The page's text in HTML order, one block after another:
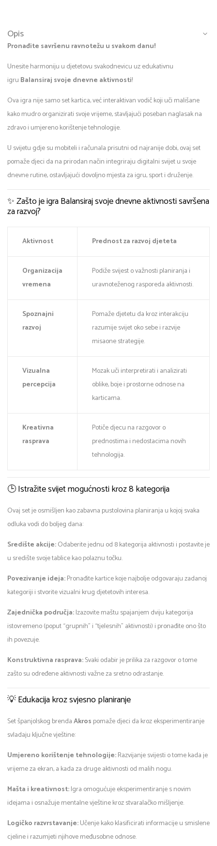
Opis
Pronađite savršenu ravnotežu u svakom danu!
Unesite harmoniju u djetetovu svakodnevicu uz edukativnu
igru Balansiraj svoje dnevne aktivnosti!
Ova igra nije samo set kartica, već interaktivan vodič koji uči mališane
kako mudro organizirati svoje vrijeme, stavljajući poseban naglasak na
zdravo i umjereno korištenje tehnologije.
U svijetu gdje su mobiteli i računala prisutni od najranije dobi, ovaj set
pomaže djeci da na prirodan način integriraju digitalni svijet u svoje
dnevne rutine, ostavljajući dovoljno mjesta za igru, sport i druženje.
✨ Zašto je igra Balansiraj svoje dnevne aktivnosti savršena
za razvoj?
Aktivnost Prednost za razvoj djeteta
Organizacija
vremena
Podiže svijest o važnosti planiranja i
uravnoteženog rasporeda aktivnosti.
Spoznajni
razvoj
Pomaže djetetu da kroz interakciju
razumije svijet oko sebe i razvije
misaone strategije.
Vizualna
percepcija
Mozak uči interpretirati i analizirati
oblike, boje i prostorne odnose na
karticama.
Kreativna
rasprava
Potiče djecu na razgovor o
prednostima i nedostacima novih
tehnologija.
🕒 Istražite svijet mogućnosti kroz 8 kategorija
Ovaj set je osmišljen kao zabavna pustolovina planiranja u kojoj svaka
odluka vodi do boljeg dana:
Središte akcije:Odaberite jednu od 8 kategorija aktivnosti i postavite je
u središte svoje tablice kao polaznu točku.
Povezivanje ideja:Pronađite kartice koje najbolje odgovaraju zadanoj
kategoriji i stvorite vizualni krug djetetovih interesa.
Zajednička područja:Izazovite maštu spajanjem dviju kategorija
istovremeno (poput “grupnih” i “tjelesnih” aktivnosti) i pronađite ono što
ih povezuje.
Konstruktivna rasprava:Svaki odabir je prilika za razgovor o tome
zašto su određene aktivnosti važne za sretno odrastanje.
💡 Edukacija kroz svjesno planiranje
Set španjolskog brendaAkros pomaže djeci da kroz eksperimentiranje
svladaju ključne vještine:
Umjereno korištenje tehnologije:Razvijanje svijesti o tome kada je
vrijeme za ekran, a kada za druge aktivnosti od malih nogu.
Mašta i kreativnost:Igra omogućuje eksperimentiranje s novim
idejama i osnažuje mentalne vještine kroz stvaralačko mišljenje.
Logičko razvrstavanje:Učenje kako klasificirati informacije u smislene
cjeline i razumjeti njihove međusobne odnose.